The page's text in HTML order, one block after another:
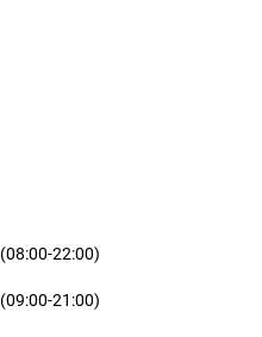
(08:00-22:00)
(09:00-21:00)